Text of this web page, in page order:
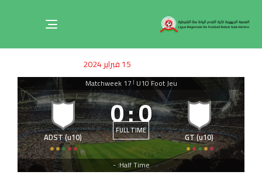
Toggle
IN:on:
15 فبراير 2024
U10 Foot Jeu
|
Matchweek 17
GT (u10)
0
:
0FULL TIME
ADST (u10)
Half Time: -